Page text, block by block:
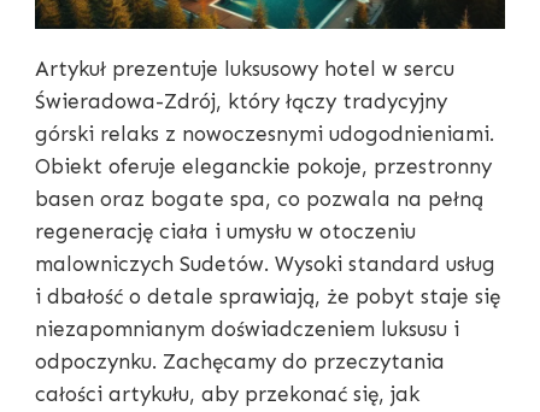
Artykuł prezentuje luksusowy hotel w sercu
Świeradowa-Zdrój, który łączy tradycyjny
górski relaks z nowoczesnymi udogodnieniami.
Obiekt oferuje eleganckie pokoje, przestronny
basen oraz bogate spa, co pozwala na pełną
regenerację ciała i umysłu w otoczeniu
malowniczych Sudetów. Wysoki standard usług
i dbałość o detale sprawiają, że pobyt staje się
niezapomnianym doświadczeniem luksusu i
odpoczynku. Zachęcamy do przeczytania
całości artykułu, aby przekonać się, jak